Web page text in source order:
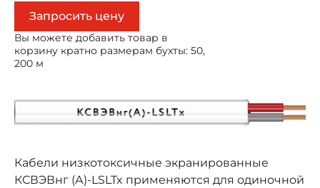
Запросить цену
Вы можете добавить товар в
корзину кратно размерам бухты: 50,
200 м
Кабели низкотоксичные экранированные
КСВЭВнг (А)-LSLTx применяются для одиночной